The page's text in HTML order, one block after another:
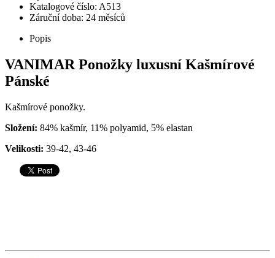
Katalogové číslo: A513
Záruční doba: 24 měsíců
Popis
VANIMAR Ponožky luxusní Kašmírové
Pánské
Kašmírové ponožky.
Složení: 84% kašmír, 11% polyamid, 5% elastan
Velikosti: 39-42, 43-46